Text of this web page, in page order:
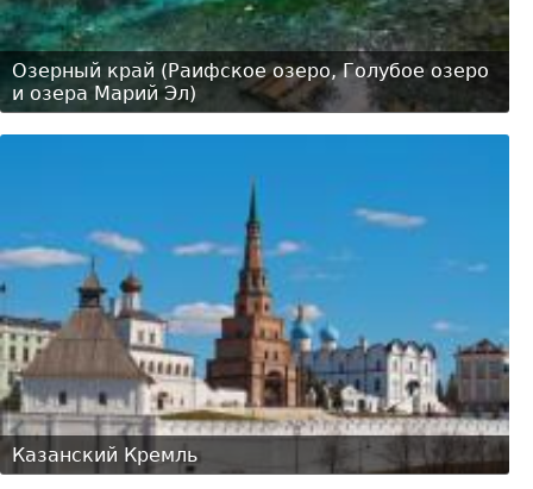
Озерный край (Раифское озеро, Голубое озеро
и озера Марий Эл)
Казанский Кремль